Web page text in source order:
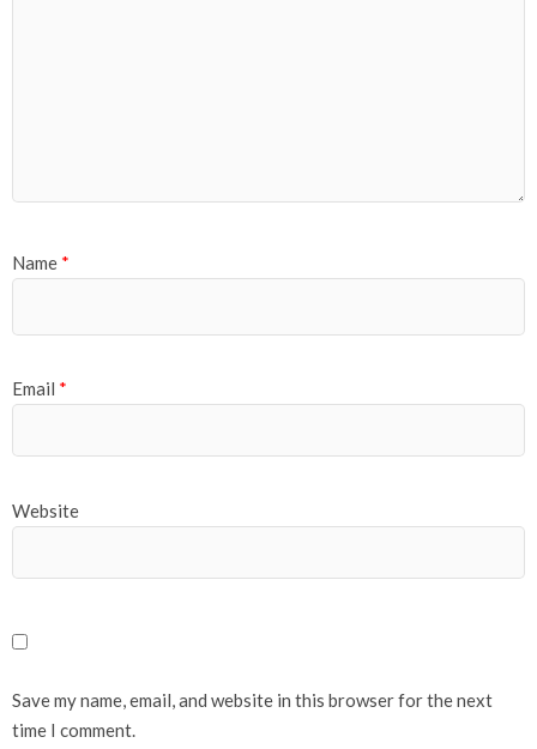
Name *
Email *
Website
Save my name, email, and website in this browser for the next
time I comment.